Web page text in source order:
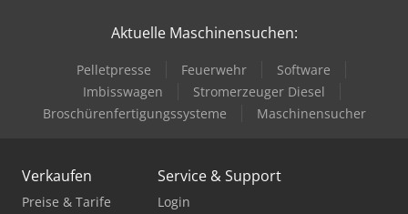
Aktuelle Maschinensuchen:
Pelletpresse Feuerwehr
Software
Imbisswagen
Stromerzeuger Diesel
Broschürenfertigungssysteme
Maschinensucher
Verkaufen
Preise & Tarife
Service & Support
Login